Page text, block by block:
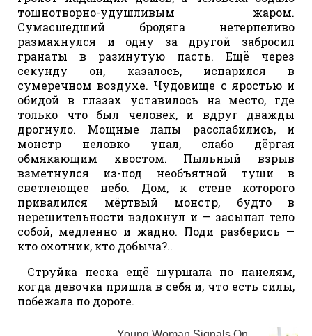
тошнотворно-удушливым жаром.
Сумасшедший бродяга нетерпеливо
размахнулся и одну за другой забросил
гранаты в разинутую пасть. Ещё через
секунду он, казалось, испарился в
сумеречном воздухе. Чудовище с яростью и
обидой в глазах уставилось на место, где
только что был человек, и вдруг дважды
дрогнуло. Мощные лапы расслабились, и
монстр неловко упал, слабо дёргая
обмякающим хвостом. Пыльный взрыв
взметнулся из-под необъятной туши в
светлеющее небо. Дом, к стене которого
привалился мёртвый монстр, будто в
нерешительности вздохнул и — засыпал тело
собой, медленно и жадно. Поди разберись —
кто охотник, кто добыча?..
Струйка песка ещё шуршала по панелям,
когда девочка пришла в себя и, что есть силы,
побежала по дороге.